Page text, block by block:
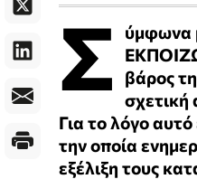
Σ
ύμφωνα
βάρος
σχετική
Για το λόγο
την οποία
εξέλιξη τους